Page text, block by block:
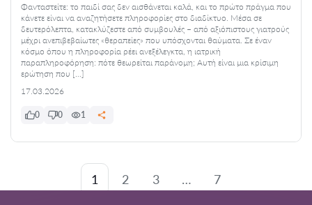
Φανταστείτε: το παιδί σας δεν αισθάνεται καλά, και το πρώτο πράγμα που
κάνετε είναι να αναζητήσετε πληροφορίες στο διαδίκτυο. Μέσα σε
δευτερόλεπτα, κατακλύζεστε από συμβουλές – από αξιόπιστους γιατρούς
μέχρι ανεπιβεβαίωτες «θεραπείες» που υπόσχονται θαύματα. Σε έναν
κόσμο όπου η πληροφορία ρέει ανεξέλεγκτα, η ιατρική
παραπληροφόρηση: πότε θεωρείται παράνομη; Αυτή είναι μια κρίσιμη
ερώτηση που […]
17.03.2026
0 0 1
1 2 3 … 7